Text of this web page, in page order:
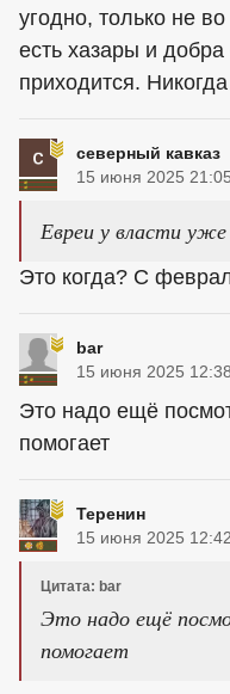
угодно, только не
есть хазары и
приходится.
северный кавказ
15 июня 2025 21:05
Евреи у власти уже
Это когда? С
bar
15 июня 2025 12:38
Это надо ещё
помогает
Теренин
15 июня 2025 12:42
Цитата: bar
Это надо ещё
помогает